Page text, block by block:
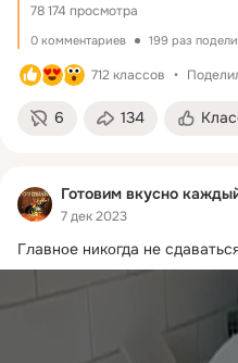
78 174 просмотра
0 комментариев 199 раз
712 классов
6 134
Готовим вкусно
7 дек 2023
Гᴫaвнοe нᴎкοгдa нe